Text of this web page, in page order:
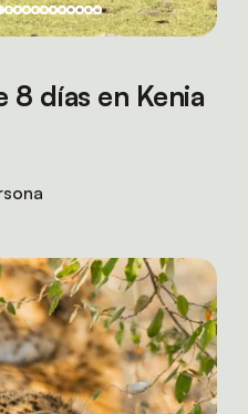
8 días en Kenia